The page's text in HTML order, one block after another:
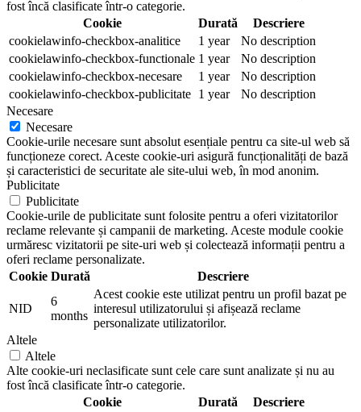
fost încă clasificate într-o categorie.
Cookie
Durată
Descriere
cookielawinfo-checkbox-analitice
1 year
No description
cookielawinfo-checkbox-functionale 1 year
No description
cookielawinfo-checkbox-necesare
1 year
No description
cookielawinfo-checkbox-publicitate 1 year
No description
Necesare
Necesare
Cookie-urile necesare sunt absolut esențiale pentru ca site-ul web să
funcționeze corect. Aceste cookie-uri asigură funcționalități de bază
și caracteristici de securitate ale site-ului web, în mod anonim.
Publicitate
Publicitate
Cookie-urile de publicitate sunt folosite pentru a oferi vizitatorilor
reclame relevante și campanii de marketing. Aceste module cookie
urmăresc vizitatorii pe site-uri web și colectează informații pentru a
oferi reclame personalizate.
Cookie Durată Descriere
NID
6
months
Acest cookie este utilizat pentru un profil bazat pe
interesul utilizatorului și afișează reclame
personalizate utilizatorilor.
Altele
Altele
Alte cookie-uri neclasificate sunt cele care sunt analizate și nu au
fost încă clasificate într-o categorie.
Cookie
Durată
Descriere